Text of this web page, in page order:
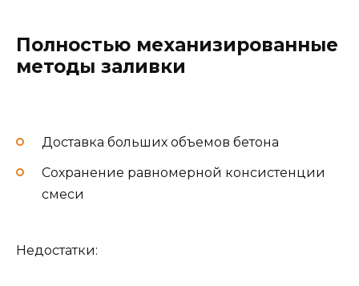
Полностью механизированные
методы заливки
Доставка больших объемов бетона
Сохранение равномерной консистенции
смеси
Недостатки: